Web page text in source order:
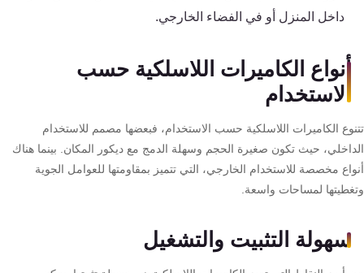
داخل المنزل أو في الفضاء الخارجي.
أنواع الكاميرات اللاسلكية حسب
الاستخدام
تتنوع الكاميرات اللاسلكية حسب الاستخدام، فبعضها مصمم للاستخدام
الداخلي، حيث تكون صغيرة الحجم وسهلة الدمج مع ديكور المكان. بينما هناك
أنواع مخصصة للاستخدام الخارجي، التي تتميز بمقاومتها للعوامل الجوية
وتغطيتها لمساحات واسعة.
سهولة التثبيت والتشغيل
بصمة
والانصراف
كالون
الباب
الذكي
سنترال
شبكات